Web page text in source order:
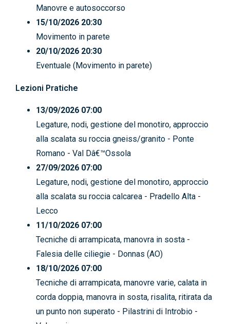
Manovre e autosoccorso
15/10/2026 20:30
Movimento in parete
20/10/2026 20:30
Eventuale (Movimento in parete)
Lezioni Pratiche
13/09/2026 07:00
Legature, nodi, gestione del monotiro, approccio
alla scalata su roccia gneiss/granito - Ponte
Romano - Val Dâ€™Ossola
27/09/2026 07:00
Legature, nodi, gestione del monotiro, approccio
alla scalata su roccia calcarea - Pradello Alta -
Lecco
11/10/2026 07:00
Tecniche di arrampicata, manovra in sosta -
Falesia delle ciliegie - Donnas (AO)
18/10/2026 07:00
Tecniche di arrampicata, manovre varie, calata in
corda doppia, manovra in sosta, risalita, ritirata da
un punto non superato - Pilastrini di Introbio -